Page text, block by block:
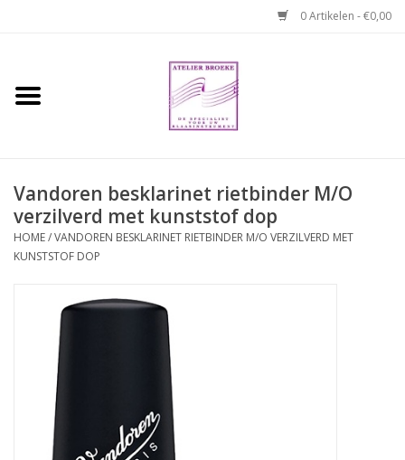
0 Artikelen - €0,00
Home
Reparaties en
abonnementen
Verhuur hobo's
Merken
Vandoren besklarinet rietbinder M/O
verzilverd met kunststof dop
HOME/VANDOREN BESKLARINET RIETBINDER M/O VERZILVERD MET
KUNSTSTOF DOP